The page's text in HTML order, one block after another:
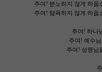
주여! 분노하지 않게 하
주여! 탐욕하지 않게 하
주여! 하나
주여! 예수
주여! 성령님